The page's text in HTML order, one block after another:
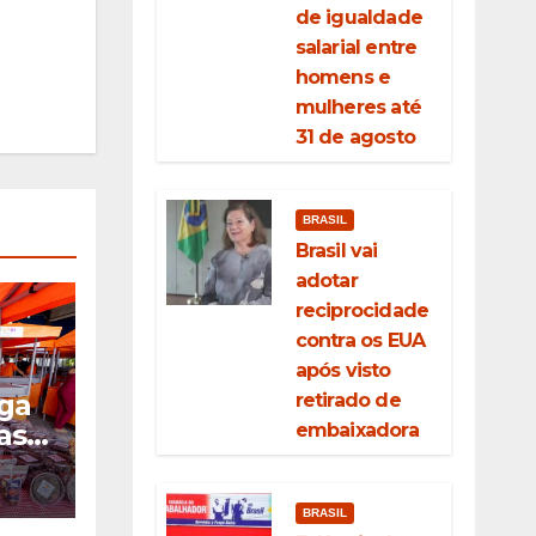
de igualdade
salarial entre
homens e
mulheres até
31 de agosto
BRASIL
Brasil vai
adotar
reciprocidade
contra os EUA
após visto
retirado de
embaixadora
BRASIL